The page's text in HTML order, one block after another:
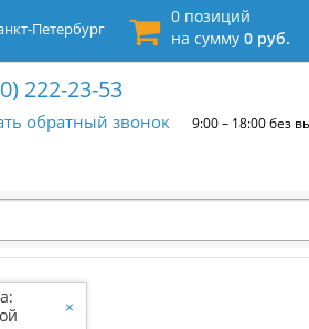
0 позиций
на сумму 0 руб.
Петербург
222-23-53
обратный звонок 9:00 – 18:00 без
×